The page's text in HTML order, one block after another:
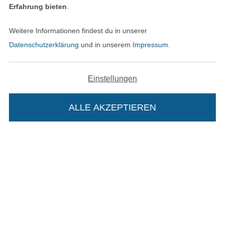
Bestellung widerrufen
Finde mehr Inspiration
Erfahrung bieten
Weitere Informationen findest du in unserer
Datenschutzerklärung und in unserem Impressum
Einstellungen
ALLE AKZEPTIEREN